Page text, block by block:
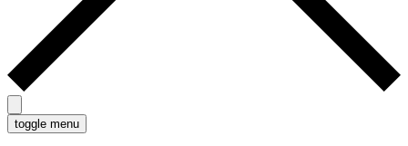
toggle menu